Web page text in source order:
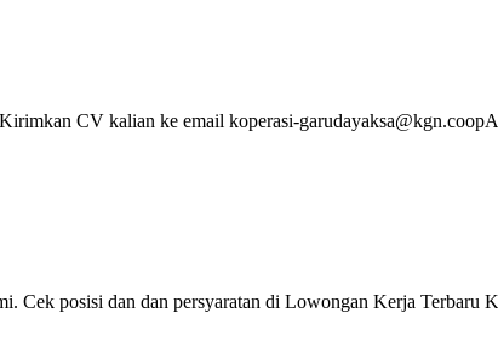
CV kalian ke email koperasi-
Cek posisi dan dan persyaratan di Lowongan Kerja Terbaru